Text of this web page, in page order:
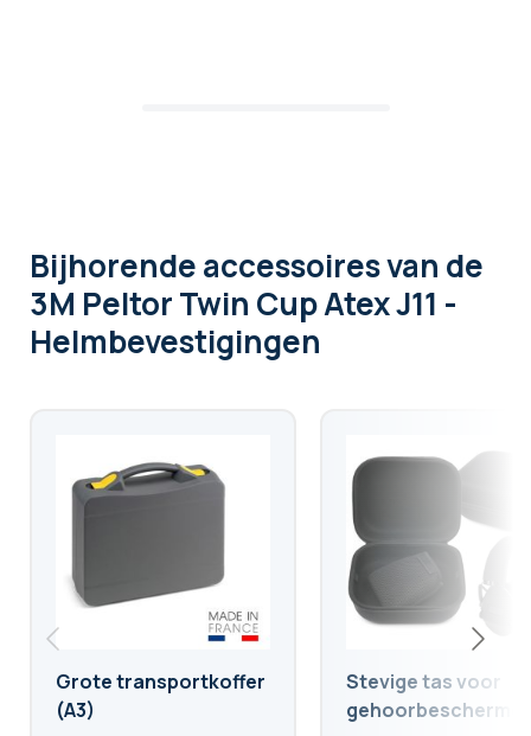
Bijhorende accessoiresvan de
3M Peltor Twin Cup Atex J11 -
Helmbevestigingen
Grote transportkoffer
(A3)
Stevige tas voor